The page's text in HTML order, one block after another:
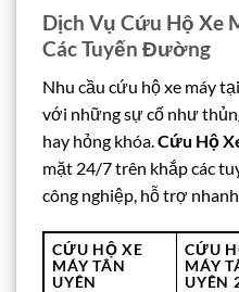
Dịch Vụ Cứu Hộ Xe
Các Tuyến Đường
Nhu cầu cứu hộ xe máy
với những sự cố như
hay hỏng khóa. Cứu Hộ
mặt 24/7 trên khắp các
công nghiệp, hỗ trợ
CỨU HỘ XE
MÁY TÂN
UYÊN
CỨU
MÁY
UYÊN